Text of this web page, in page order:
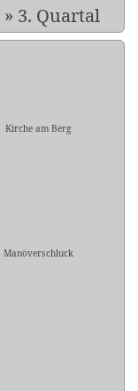
» 3. Quartal
Kirche am Berg
Manöverschluck